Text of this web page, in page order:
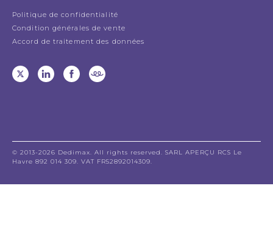
Politique de confidentialité
Condition générales de vente
Accord de traitement des données
© 2013-2026 Dedimax. All rights reserved. SARL APERÇU RCS Le
Havre 892 014 309. VAT FR52892014309.